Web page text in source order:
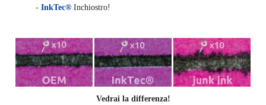
- InkTec® Inchiostro!
Vedrai la differenza!